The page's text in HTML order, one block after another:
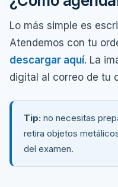
Lo más simple es
Atendemos con tu
descargar aquí. La
digital al correo de tu
Tip: no necesitas
retira objetos
del examen.